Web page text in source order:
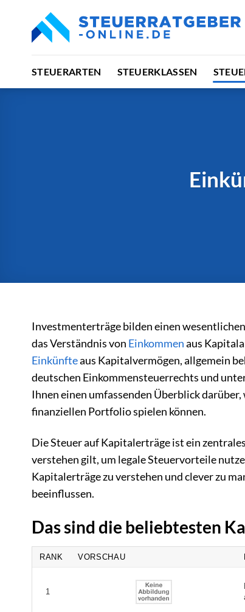
springen
STEUERARTEN STEUERKLASSEN
Investmenterträge bilden einen
das Verständnis von Einkommenaus
Einkünfteaus Kapitalvermögen, allgemein
deutschen Einkommensteuerrechts und
Ihnen einen umfassenden Überblick
finanziellen Portfolio spielen können.
Die Steuer auf Kapitalerträge ist ein
verstehen gilt, um legale Steuervorteile
Kapitalerträge zu verstehen und clever zu
beeinflussen.
Das sind die beliebtesten
RANK VORSCHAU
1